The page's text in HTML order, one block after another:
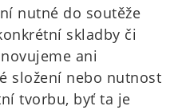
nutné do soutěže
skladby či
ani
složení nebo nutnost
tvorbu, byť ta je